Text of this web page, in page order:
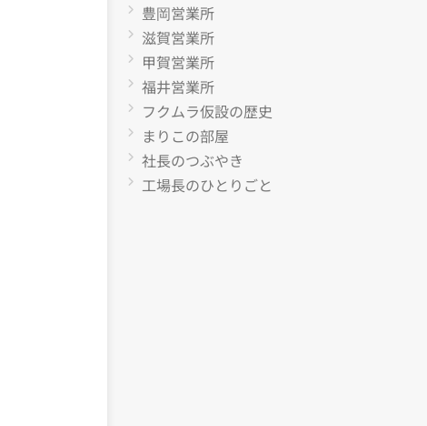
豊岡営業所
滋賀営業所
甲賀営業所
福井営業所
フクムラ仮設の歴史
まりこの部屋
社長のつぶやき
工場長のひとりごと